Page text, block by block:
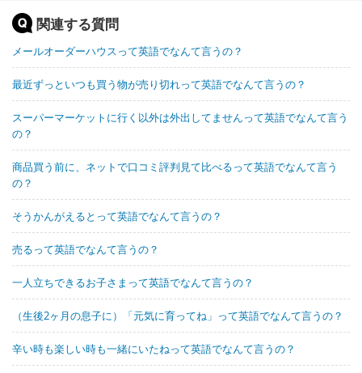
関連する質問
メールオーダーハウスって英語でなんて言うの？
最近ずっといつも買う物が売り切れって英語でなんて言うの？
スーパーマーケットに行く以外は外出してませんって英語でなんて言う
の？
商品買う前に、ネットで口コミ評判見て比べるって英語でなんて言う
の？
そうかんがえるとって英語でなんて言うの？
売るって英語でなんて言うの？
一人立ちできるお子さまって英語でなんて言うの？
（生後2ヶ月の息子に）「元気に育ってね」って英語でなんて言うの？
辛い時も楽しい時も一緒にいたねって英語でなんて言うの？